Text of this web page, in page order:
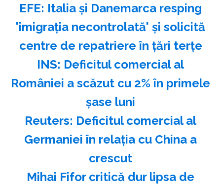
EFE: Italia şi Danemarca resping
'imigraţia necontrolată' şi solicită
centre de repatriere în ţări terţe
INS: Deficitul comercial al
României a scăzut cu 2% în primele
şase luni
Reuters: Deficitul comercial al
Germaniei în relaţia cu China a
crescut
Mihai Fifor critică dur lipsa de